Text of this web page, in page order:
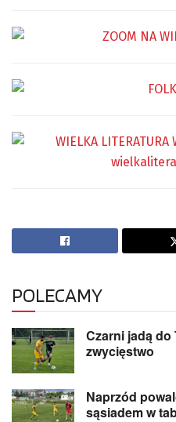
POLECAMY
Czarni jadą
zwycięstwo
Naprzód
sąsiadem w